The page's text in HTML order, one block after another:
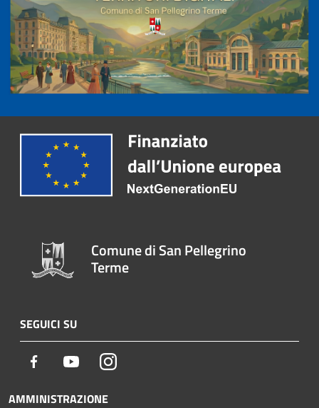
Comune di San Pellegrino
Terme
SEGUICI SU
Facebook YoutubeInstagram
AMMINISTRAZIONE